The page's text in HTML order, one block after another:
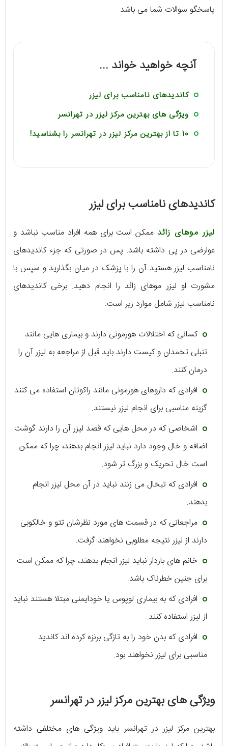
پاسخگو سوالات شما می باشد.
آنچه خواهید خواند ...
کاندیدهای نامناسب برای لیزر
ویژگی های بهترین مرکز لیزر در تهرانسر
10 تا از بهترین مرکز لیزر در تهرانسر را بشناسید!
کاندیدهای نامناسب برای لیزر
لیزر موهای زائد ممکن است برای همه افراد مناسب نباشد و
عوارضی در پی داشته باشد. پس در صورتی که جزء کاندیدهای
نامناسب لیزر هستید آن را با پزشک در میان بگذارید و سپس با
مشورت او لیزر موهای زائد را انجام دهید. برخی کاندیدهای
نامناسب لیزر شامل موارد زیر است:
کسانی که اختلالات هورمونی دارند و بیماری هایی مانند
تنبلی تخمدان و کیست دارند باید قبل از مراجعه به لیزر آن را
درمان کنند.
افرادی که داروهای هورمونی مانند راکوتان استفاده می کنند
گزینه مناسبی برای انجام لیزر نیستند.
اشخاصی که در محل هایی که قصد لیزر آن را دارند گوشت
اضافه و خال وجود دارد نباید لیزر انجام بدهند، چرا که ممکن
است خال تحریک و بزرگ تر شود.
افرادی که تبخال می زنند نباید در آن محل لیزر انجام
بدهند.
مراجعانی که در قسمت های مورد نظرشان تتو و خالکوبی
دارند از لیزر نتیجه مطلوبی نخواهند گرفت.
خانم های باردار نباید لیزر انجام بدهند، چرا که ممکن است
برای جنین خطرناک باشد.
افرادی که به بیماری لوپوس یا خودایمنی مبتلا هستند نباید
از لیزر استفاده کنند.
افرادی که بدن خود را به تازگی برنزه کرده اند کاندید
مناسبی برای لیزر نخواهند بود.
ویژگی های بهترین مرکز لیزر در تهرانسر
بهترین مرکز لیزر در تهرانسر باید ویژگی های مختلفی داشته